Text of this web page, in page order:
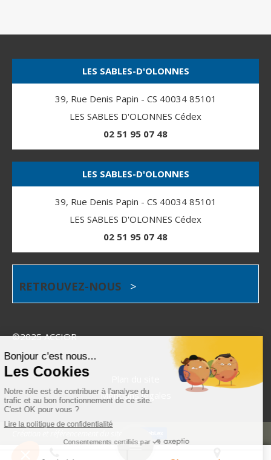
LES SABLES-D'OLONNES
39, Rue Denis Papin - CS 40034 85101
LES SABLES D'OLONNES Cédex
02 51 95 07 48
LES SABLES-D'OLONNES
39, Rue Denis Papin - CS 40034 85101
LES SABLES D'OLONNES Cédex
02 51 95 07 48
RETROUVEZ-NOUS >
©2025 ACCIOR
Mentions légales